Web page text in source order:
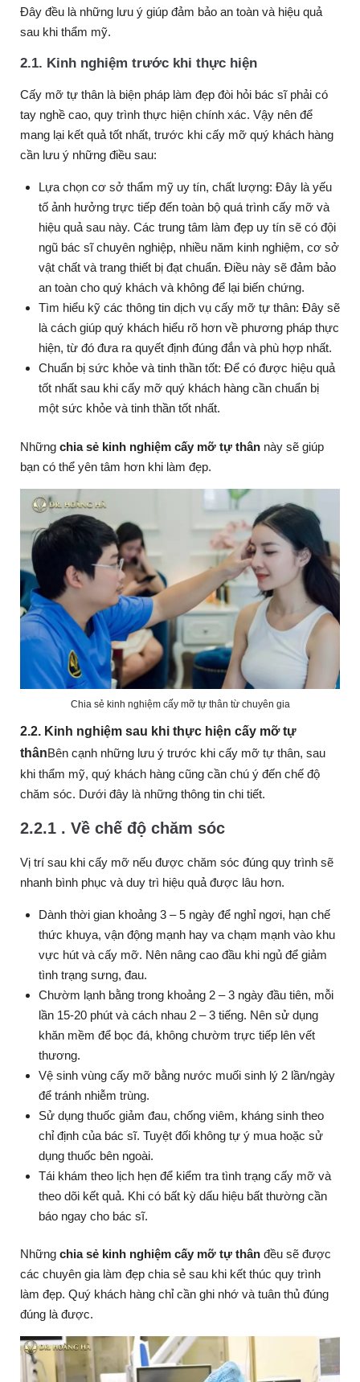
Đây đều là những lưu ý giúp đảm bảo an toàn và hiệu quả
sau khi thẩm mỹ.
2.1. Kinh nghiệm trước khi thực hiện
Cấy mỡ tự thân là biện pháp làm đẹp đòi hỏi bác sĩ phải có
tay nghề cao, quy trình thực hiện chính xác. Vậy nên để
mang lại kết quả tốt nhất, trước khi cấy mỡ quý khách hàng
cần lưu ý những điều sau:
Lựa chọn cơ sở thẩm mỹ uy tín, chất lượng: Đây là yếu
tố ảnh hưởng trực tiếp đến toàn bộ quá trình cấy mỡ và
hiệu quả sau này. Các trung tâm làm đẹp uy tín sẽ có đội
ngũ bác sĩ chuyên nghiệp, nhiều năm kinh nghiệm, cơ sở
vật chất và trang thiết bị đạt chuẩn. Điều này sẽ đảm bảo
an toàn cho quý khách và không để lại biến chứng.
Tìm hiểu kỹ các thông tin dịch vụ cấy mỡ tự thân: Đây sẽ
là cách giúp quý khách hiểu rõ hơn về phương pháp thực
hiện, từ đó đưa ra quyết định đúng đắn và phù hợp nhất.
Chuẩn bị sức khỏe và tinh thần tốt: Để có được hiệu quả
tốt nhất sau khi cấy mỡ quý khách hàng cần chuẩn bị
một sức khỏe và tinh thần tốt nhất.
Những chia sẻ kinh nghiệm cấy mỡ tự thân này sẽ giúp
bạn có thể yên tâm hơn khi làm đẹp.
Chia sẻ kinh nghiệm cấy mỡ tự thân từ chuyên gia
2.2. Kinh nghiệm sau khi thực hiện cấy mỡ tự
thânBên cạnh những lưu ý trước khi cấy mỡ tự thân, sau
khi thẩm mỹ, quý khách hàng cũng cần chú ý đến chế độ
chăm sóc. Dưới đây là những thông tin chi tiết.
2.2.1 . Về chế độ chăm sóc
Vị trí sau khi cấy mỡ nếu được chăm sóc đúng quy trình sẽ
nhanh bình phục và duy trì hiệu quả được lâu hơn.
Dành thời gian khoảng 3 – 5 ngày để nghỉ ngơi, hạn chế
thức khuya, vận động mạnh hay va chạm mạnh vào khu
vực hút và cấy mỡ. Nên nâng cao đầu khi ngủ để giảm
tình trạng sưng, đau.
Chườm lạnh bằng trong khoảng 2 – 3 ngày đầu tiên, mỗi
lần 15-20 phút và cách nhau 2 – 3 tiếng. Nên sử dụng
khăn mềm để bọc đá, không chườm trực tiếp lên vết
thương.
Vệ sinh vùng cấy mỡ bằng nước muối sinh lý 2 lần/ngày
để tránh nhiễm trùng.
Sử dụng thuốc giảm đau, chống viêm, kháng sinh theo
chỉ định của bác sĩ. Tuyệt đối không tự ý mua hoặc sử
dụng thuốc bên ngoài.
Tái khám theo lịch hẹn để kiểm tra tình trạng cấy mỡ và
theo dõi kết quả. Khi có bất kỳ dấu hiệu bất thường cần
báo ngay cho bác sĩ.
Những chia sẻ kinh nghiệm cấy mỡ tự thân đều sẽ được
các chuyên gia làm đẹp chia sẻ sau khi kết thúc quy trình
làm đẹp. Quý khách hàng chỉ cần ghi nhớ và tuân thủ đúng
đúng là được.